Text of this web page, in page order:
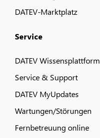
DATEV-Marktplatz
Service
DATEV Wissensplattform
Service & Support
DATEV MyUpdates
Wartungen/Störungen
Fernbetreuung online